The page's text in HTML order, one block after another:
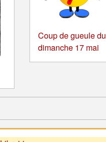
Coup de gueule du
dimanche 17 mai